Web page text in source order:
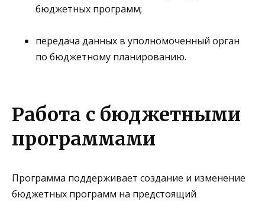
бюджетных программ;
передача данных в уполномоченный орган
по бюджетному планированию.
Работа с бюджетными
программами
Программа поддерживает создание и изменение
бюджетных программ на предстоящий